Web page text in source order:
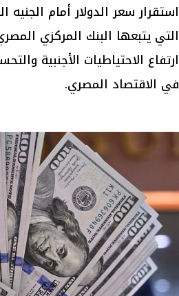
استقرار سعر الدولار أمام
التي يتبعها البنك المركزي
ارتفاع الاحتياطيات الأجنبية
في الاقتصاد المصري.